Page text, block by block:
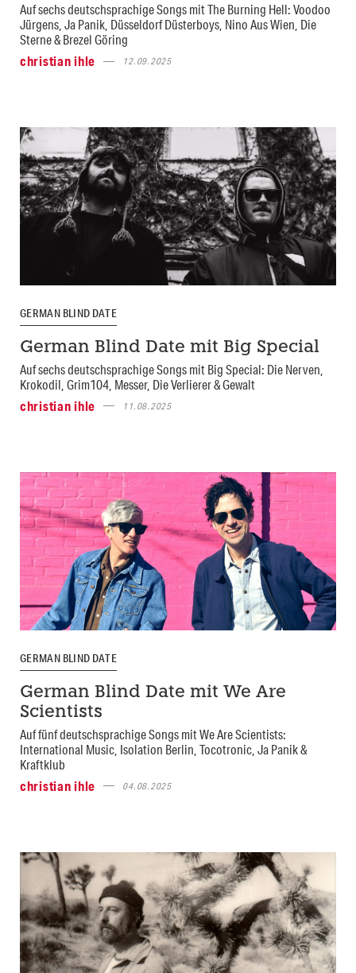
Auf sechs deutschsprachige Songs mit The Burning Hell: Voodoo
Jürgens, Ja Panik, Düsseldorf Düsterboys, Nino Aus Wien, Die
Sterne & Brezel Göring
christian ihle
12.09.2025
GERMAN BLIND DATE
German Blind Date mit Big Special
Auf sechs deutschsprachige Songs mit Big Special: Die Nerven,
Krokodil, Grim104, Messer, Die Verlierer & Gewalt
christian ihle
11.08.2025
GERMAN BLIND DATE
German Blind Date mit We Are
Scientists
Auf fünf deutschsprachige Songs mit We Are Scientists:
International Music, Isolation Berlin, Tocotronic, Ja Panik &
Kraftklub
christian ihle
04.08.2025